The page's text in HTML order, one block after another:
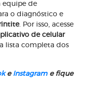
de
o diagnóstico e
. Por isso, acesse
de celular
lista completa dos
e Instagrame fique